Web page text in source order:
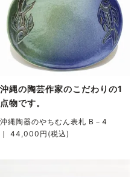
沖縄の陶芸作家のこだわりの1
点物です。
沖縄陶器のやちむん表札 B－4
｜ 44,000円(税込)